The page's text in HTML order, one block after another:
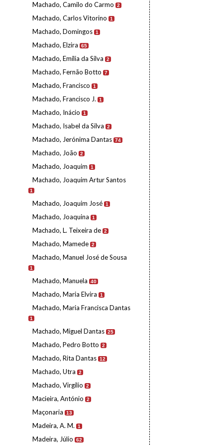
Machado, Camilo do Carmo 2
Machado, Carlos Vitorino 1
Machado, Domingos 1
Machado, Elzira 65
Machado, Emília da Silva 2
Machado, Fernão Botto 7
Machado, Francisco 1
Machado, Francisco J. 1
Machado, Inácio 1
Machado, Isabel da Silva 2
Machado, Jerónima Dantas 74
Machado, João 2
Machado, Joaquim 1
Machado, Joaquim Artur Santos
1
Machado, Joaquim José 1
Machado, Joaquina 1
Machado, L. Teixeira de 2
Machado, Mamede 2
Machado, Manuel José de Sousa
1
Machado, Manuela 40
Machado, Maria Elvira 1
Machado, Maria Francisca Dantas
1
Machado, Miguel Dantas 25
Machado, Pedro Botto 2
Machado, Rita Dantas 12
Machado, Utra 2
Machado, Virgílio 2
Macieira, António 2
Maçonaria 13
Madeira, A. M. 1
Madeira, Júlio 62